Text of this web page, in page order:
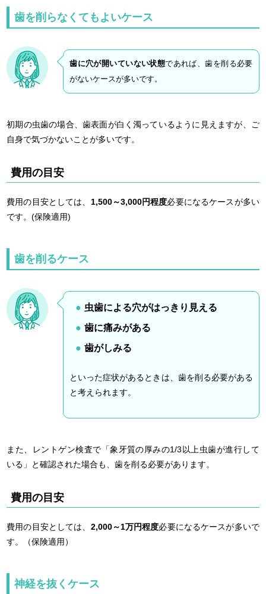
歯を削らなくてもよいケース
歯に穴が開いていない状態であれば、歯を削る必要
がないケースが多いです。
初期の虫歯の場合、歯表面が白く濁っているように見えますが、ご
自身で気づかないことが多いです。
費用の目安
費用の目安としては、 1,500～3,000円程度必要になるケースが多い
です。(保険適用)
歯を削るケース
虫歯による穴がはっきり見える
歯に痛みがある
歯がしみる
といった症状があるときは、歯を削る必要がある
と考えられます。
また、レントゲン検査で「象牙質の厚みの1/3以上虫歯が進行して
いる」と確認された場合も、歯を削る必要があります。
費用の目安
費用の目安としては、 2,000～1万円程度必要になるケースが多いで
す。（保険適用）
神経を抜くケース